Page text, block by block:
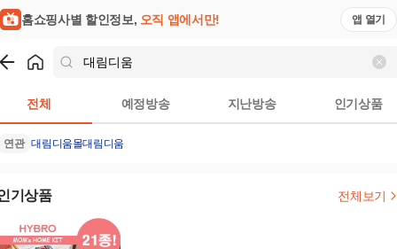
홈쇼핑사별 할인정보, 오직 앱에서만! 앱 열기
전체 예정방송 지난방송 인기상품
연관 대림디움몰대림디움
기상품 전체보기